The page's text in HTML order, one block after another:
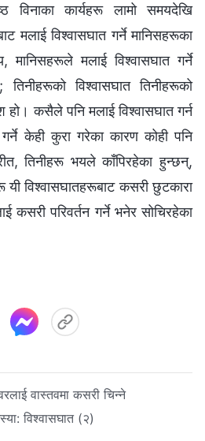
विनाका कार्यहरू लामो समयदेखि
मलाई विश्‍वासघात गर्ने मानिसहरूका
मानिसहरूले मलाई विश्‍वासघात गर्ने
विश्‍वासघात तिनीहरूको
कसैले पनि मलाई विश्‍वासघात गर्न
केही कुरा गरेका कारण कोही पनि
तिनीहरू भयले काँपिरहेका हुन्छन्,
विश्‍वासघातहरूबाट कसरी छुटकारा
कसरी परिवर्तन गर्ने भनेर सोचिरहेका
वास्तवमा कसरी चिन्ने
विश्‍वासघात (२)